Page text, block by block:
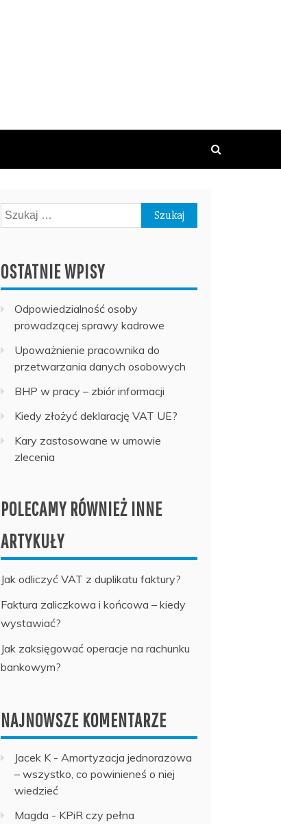
Szukaj:
OSTATNIE WPISY
Odpowiedzialność osoby
prowadzącej sprawy kadrowe
Upoważnienie pracownika do
przetwarzania danych osobowych
BHP w pracy – zbiór informacji
Kiedy złożyć deklarację VAT UE?
Kary zastosowane w umowie
zlecenia
POLECAMY RÓWNIEŻ INNE
ARTYKUŁY
Jak odliczyć VAT z duplikatu faktury?
Faktura zaliczkowa i końcowa – kiedy
wystawiać?
Jak zaksięgować operacje na rachunku
bankowym?
NAJNOWSZE KOMENTARZE
Jacek K- Amortyzacja jednorazowa
– wszystko, co powinieneś o niej
wiedzieć
Magda - KPiR czy pełna